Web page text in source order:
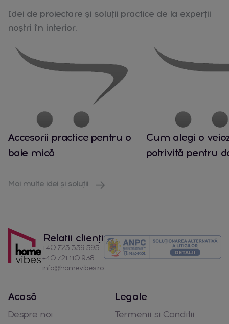
Idei de proiectare și soluții practice de la experții
noștri în interior.
Accesorii practice pentru o
baie mică
Cum alegi o
potrivită pentru
Mai multe idei și soluții
Relatii clienți
+40 723 339 595
+40 721 110 938
info@homevibes.ro
Acasă
Despre noi
Legale
Termenii si Conditii